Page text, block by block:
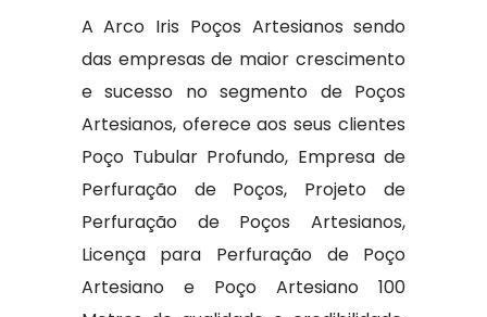
A Arco Iris Poços Artesianos sendo
das empresas de maior crescimento
e sucesso no segmento de Poços
Artesianos, oferece aos seus clientes
Poço Tubular Profundo, Empresa de
Perfuração de Poços, Projeto de
Perfuração de Poços Artesianos,
Licença para Perfuração de Poço
Artesiano e Poço Artesiano 100